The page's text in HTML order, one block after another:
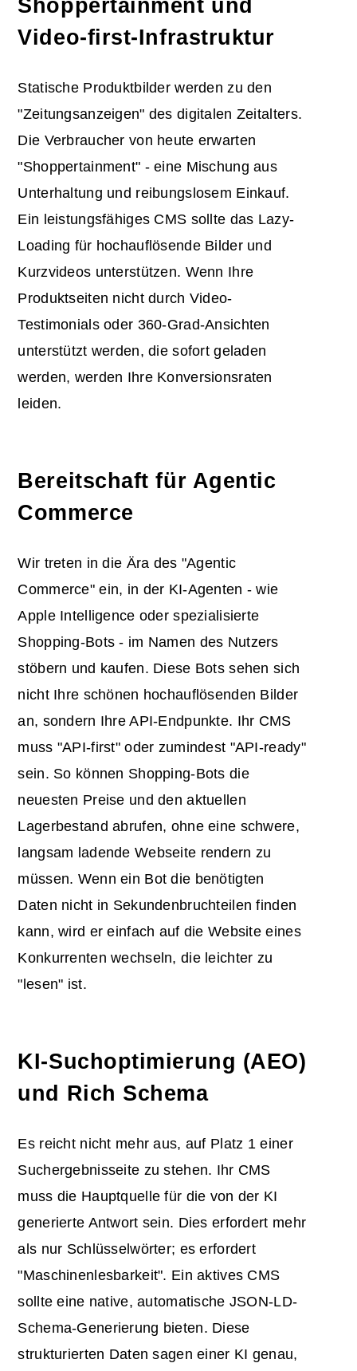
Shoppertainment und
Video-first-Infrastruktur
Statische Produktbilder werden zu den
"Zeitungsanzeigen" des digitalen Zeitalters.
Die Verbraucher von heute erwarten
"Shoppertainment" - eine Mischung aus
Unterhaltung und reibungslosem Einkauf.
Ein leistungsfähiges CMS sollte das Lazy-
Loading für hochauflösende Bilder und
Kurzvideos unterstützen. Wenn Ihre
Produktseiten nicht durch Video-
Testimonials oder 360-Grad-Ansichten
unterstützt werden, die sofort geladen
werden, werden Ihre Konversionsraten
leiden.
Bereitschaft für Agentic
Commerce
Wir treten in die Ära des "Agentic
Commerce" ein, in der KI-Agenten - wie
Apple Intelligence oder spezialisierte
Shopping-Bots - im Namen des Nutzers
stöbern und kaufen. Diese Bots sehen sich
nicht Ihre schönen hochauflösenden Bilder
an, sondern Ihre API-Endpunkte. Ihr CMS
muss "API-first" oder zumindest "API-ready"
sein. So können Shopping-Bots die
neuesten Preise und den aktuellen
Lagerbestand abrufen, ohne eine schwere,
langsam ladende Webseite rendern zu
müssen. Wenn ein Bot die benötigten
Daten nicht in Sekundenbruchteilen finden
kann, wird er einfach auf die Website eines
Konkurrenten wechseln, die leichter zu
"lesen" ist.
KI-Suchoptimierung (AEO)
und Rich Schema
Es reicht nicht mehr aus, auf Platz 1 einer
Suchergebnisseite zu stehen. Ihr CMS
muss die Hauptquelle für die von der KI
generierte Antwort sein. Dies erfordert mehr
als nur Schlüsselwörter; es erfordert
"Maschinenlesbarkeit". Ein aktives CMS
sollte eine native, automatische JSON-LD-
Schema-Generierung bieten. Diese
strukturierten Daten sagen einer KI genau,